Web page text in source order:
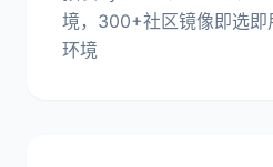
境，300+社区镜像即选即
环境